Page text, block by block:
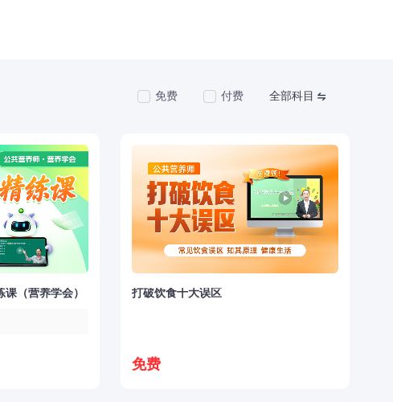
免费 付费 全部科目
（营养学会） 打破饮食十大误区
免费